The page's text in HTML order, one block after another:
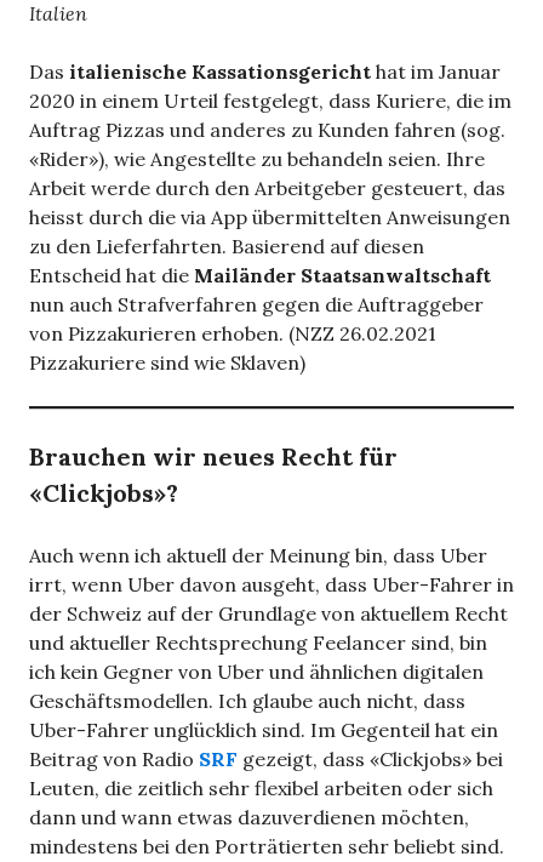
Italien
Das italienische Kassationsgericht hat im Januar
2020 in einem Urteil festgelegt, dass Kuriere, die im
Auftrag Pizzas und anderes zu Kunden fahren (sog.
«Rider»), wie Angestellte zu behandeln seien. Ihre
Arbeit werde durch den Arbeitgeber gesteuert, das
heisst durch die via App übermittelten Anweisungen
zu den Lieferfahrten. Basierend auf diesen
Entscheid hat die Mailänder Staatsanwaltschaft
nun auch Strafverfahren gegen die Auftraggeber
von Pizzakurieren erhoben. (NZZ 26.02.2021
Pizzakuriere sind wie Sklaven)
Brauchen wir neues Recht für
«Clickjobs»?
Auch wenn ich aktuell der Meinung bin, dass Uber
irrt, wenn Uber davon ausgeht, dass Uber-Fahrer in
der Schweiz auf der Grundlage von aktuellem Recht
und aktueller Rechtsprechung Feelancer sind, bin
ich kein Gegner von Uber und ähnlichen digitalen
Geschäftsmodellen. Ich glaube auch nicht, dass
Uber-Fahrer unglücklich sind. Im Gegenteil hat ein
Beitrag von Radio SRF gezeigt, dass «Clickjobs» bei
Leuten, die zeitlich sehr flexibel arbeiten oder sich
dann und wann etwas dazuverdienen möchten,
mindestens bei den Porträtierten sehr beliebt sind.